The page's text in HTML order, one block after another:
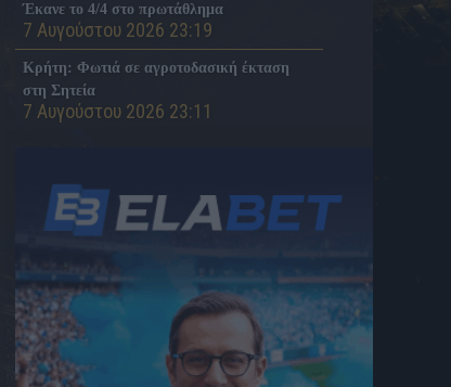
Έκανε το 4/4 στο πρωτάθλημα
7 Αυγούστου 2026 23:19
Κρήτη: Φωτιά σε αγροτοδασική έκταση
στη Σητεία
7 Αυγούστου 2026 23:11
ΠΑΟΚ: Το μήνυμα του Δικεφάλου στον
Σουαλιό Μεϊτέ έπειτα από το χειρουργείο
7 Αυγούστου 2026 22:26
Αστέρας AKTOR: Οι Αρκάδες επιβλήθηκαν
με 2-0 του Πύργου σε φιλική αναμέτρηση
στην Τρίπολη
7 Αυγούστου 2026 22:10